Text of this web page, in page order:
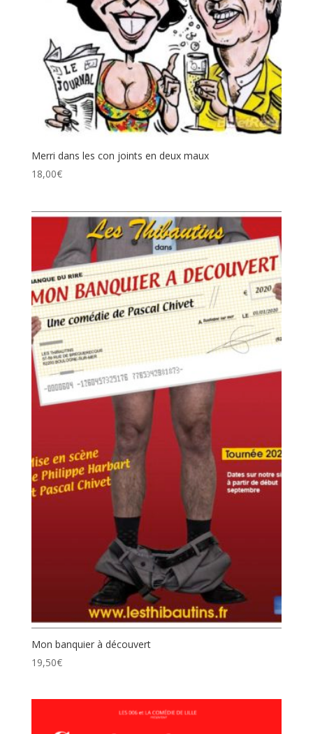
Merri dans les con joints en deux maux
18,00€
Mon banquier à découvert
19,50€